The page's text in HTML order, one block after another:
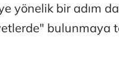
yönelik bir adım
bulunmaya